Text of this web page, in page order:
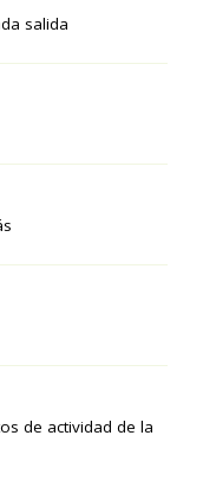
salida
de actividad de la